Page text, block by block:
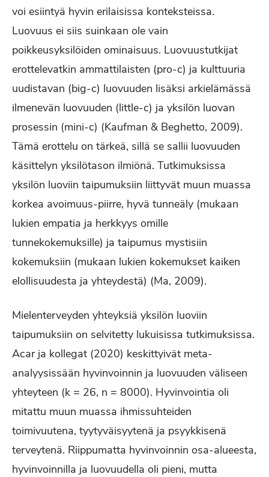
voi esiintyä hyvin erilaisissa konteksteissa.
Luovuus ei siis suinkaan ole vain
poikkeusyksilöiden ominaisuus. Luovuustutkijat
erottelevatkin ammattilaisten (pro-c) ja kulttuuria
uudistavan (big-c) luovuuden lisäksi arkielämässä
ilmenevän luovuuden (little-c) ja yksilön luovan
prosessin (mini-c) (Kaufman & Beghetto, 2009).
Tämä erottelu on tärkeä, sillä se sallii luovuuden
käsittelyn yksilötason ilmiönä. Tutkimuksissa
yksilön luoviin taipumuksiin liittyvät muun muassa
korkea avoimuus-piirre, hyvä tunneäly (mukaan
lukien empatia ja herkkyys omille
tunnekokemuksille) ja taipumus mystisiin
kokemuksiin (mukaan lukien kokemukset kaiken
elollisuudesta ja yhteydestä) (Ma, 2009).
Mielenterveyden yhteyksiä yksilön luoviin
taipumuksiin on selvitetty lukuisissa tutkimuksissa.
Acar ja kollegat (2020) keskittyivät meta-
analyysissään hyvinvoinnin ja luovuuden väliseen
yhteyteen (k = 26, n = 8000). Hyvinvointia oli
mitattu muun muassa ihmissuhteiden
toimivuutena, tyytyväisyytenä ja psyykkisenä
terveytenä. Riippumatta hyvinvoinnin osa-alueesta,
hyvinvoinnilla ja luovuudella oli pieni, mutta